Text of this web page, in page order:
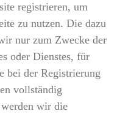
registrieren, um
zu nutzen. Die dazu
nur zum Zwecke der
oder Dienstes, für
bei der Registrierung
vollständig
wir die